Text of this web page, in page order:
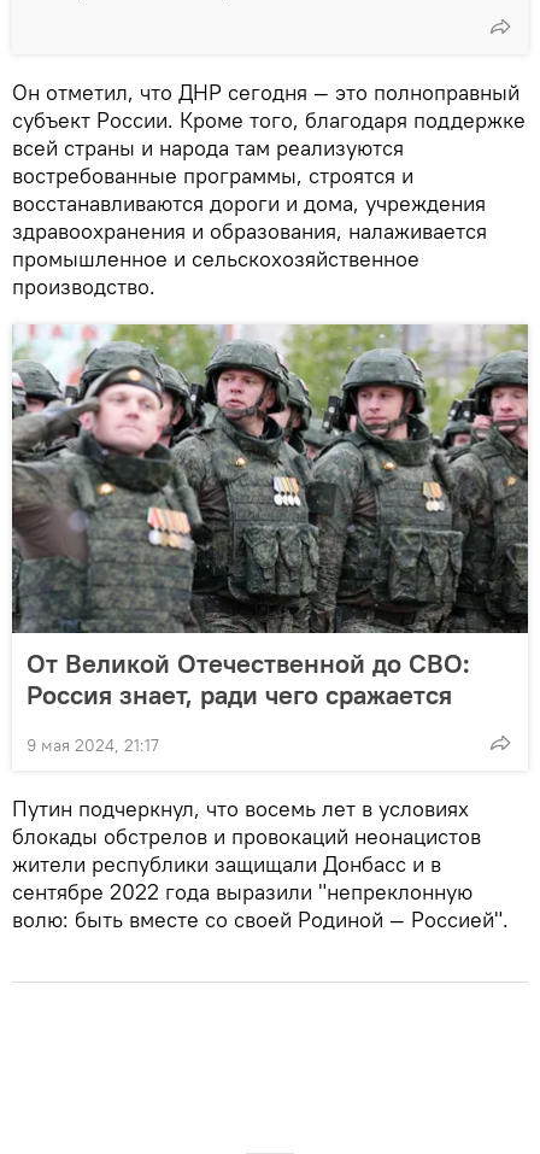
Он отметил, что ДНР сегодня — это полноправный
субъект России. Кроме того, благодаря поддержке
всей страны и народа там реализуются
востребованные программы, строятся и
восстанавливаются дороги и дома, учреждения
здравоохранения и образования, налаживается
промышленное и сельскохозяйственное
производство.
От Великой Отечественной до СВО:
Россия знает, ради чего сражается
9 мая 2024, 21:17
Путин подчеркнул, что восемь лет в условиях
блокады обстрелов и провокаций неонацистов
жители республики защищали Донбасс и в
сентябре 2022 года выразили "непреклонную
волю: быть вместе со своей Родиной — Россией".